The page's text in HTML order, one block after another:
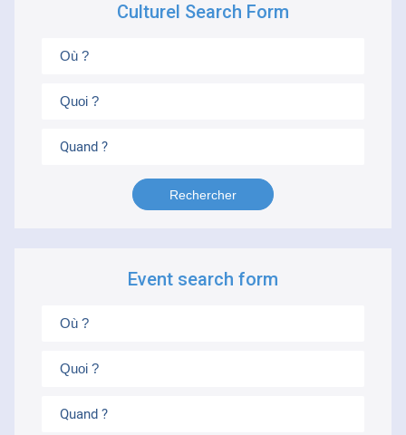
Culturel Search Form
Quand ?
Event search form
Quand ?